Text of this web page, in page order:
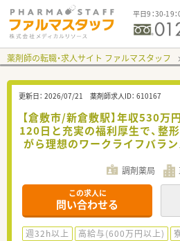
平日9：30-19
薬剤師の転職・求人サイト ファルマスタッフ
更新日： 2026/07/21 薬剤師求人ID： 610167
【倉敷市/新倉敷駅】年収530万
120日と充実の福利厚生で、整
がら理想のワークライフバラン
調剤薬局
この求人に
問い合わせる
週32h以上 高給与(600万円以上)